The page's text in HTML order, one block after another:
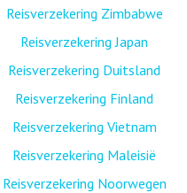
Reisverzekering Zimbabwe
Reisverzekering Japan
Reisverzekering Duitsland
Reisverzekering Finland
Reisverzekering Vietnam
Reisverzekering Maleisië
Reisverzekering Noorwegen